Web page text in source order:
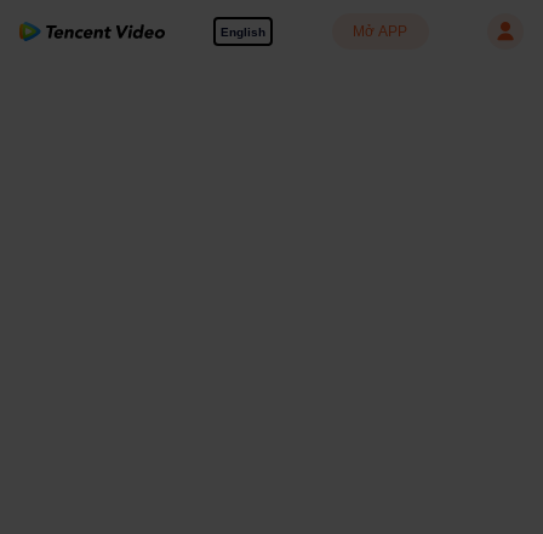
English Mở APP